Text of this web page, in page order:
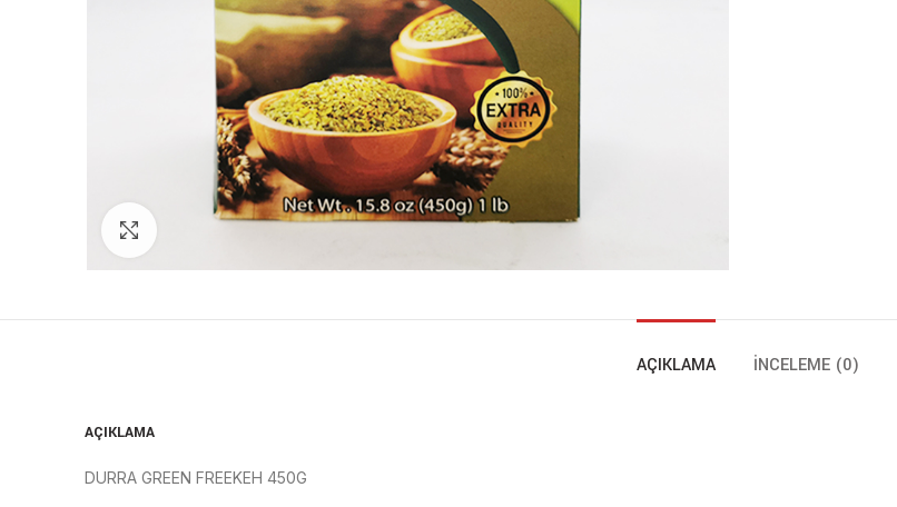
AÇIKLAMA İNCELEME (0)
AÇIKLAMA
DURRA GREEN FREEKEH 450G